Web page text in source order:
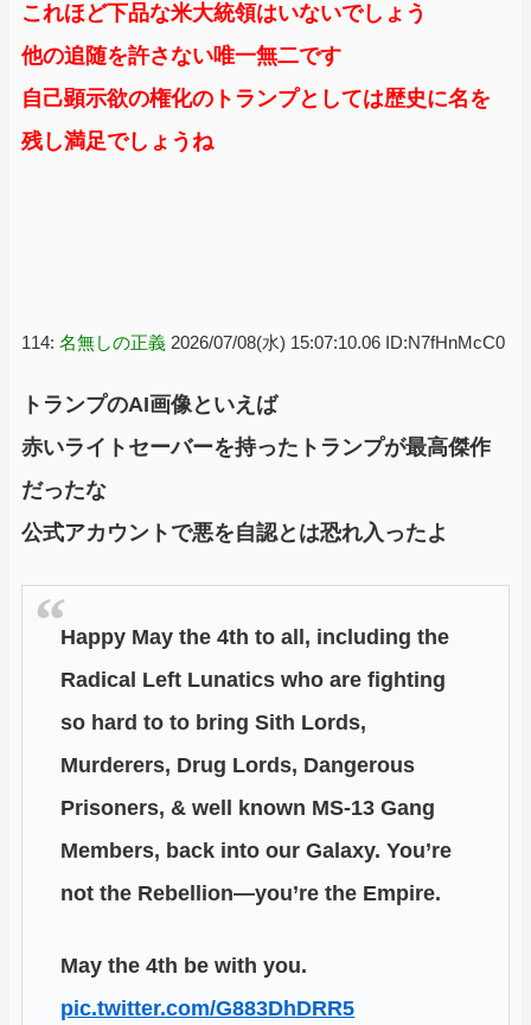
これほど下品な米大統領はいないでしょう
他の追随を許さない唯一無二です
自己顕示欲の権化のトランプとしては歴史に名を
残し満足でしょうね
114: 名無しの正義 2026/07/08(水) 15:07:10.06 ID:N7fHnMcC0
トランプのAI画像といえば
赤いライトセーバーを持ったトランプが最高傑作
だったな
公式アカウントで悪を自認とは恐れ入ったよ
Happy May the 4th to all, including the
Radical Left Lunatics who are fighting
so hard to to bring Sith Lords,
Murderers, Drug Lords, Dangerous
Prisoners, & well known MS-13 Gang
Members, back into our Galaxy. You’re
not the Rebellion—you’re the Empire.
May the 4th be with you.
pic.twitter.com/G883DhDRR5